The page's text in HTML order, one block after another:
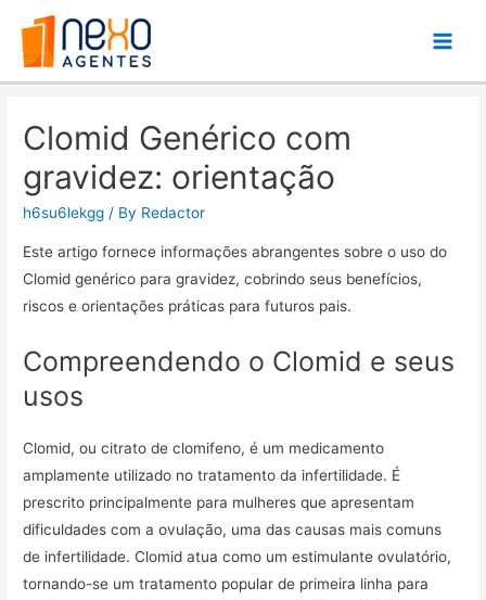
Main
Clomid Genérico com
gravidez: orientação
h6su6lekgg / By Redactor
Este artigo fornece informações abrangentes sobre o uso do
Clomid genérico para gravidez, cobrindo seus benefícios,
riscos e orientações práticas para futuros pais.
Compreendendo o Clomid e seus
usos
Clomid, ou citrato de clomifeno, é um medicamento
amplamente utilizado no tratamento da infertilidade. É
prescrito principalmente para mulheres que apresentam
dificuldades com a ovulação, uma das causas mais comuns
de infertilidade. Clomid atua como um estimulante ovulatório,
tornando-se um tratamento popular de primeira linha para